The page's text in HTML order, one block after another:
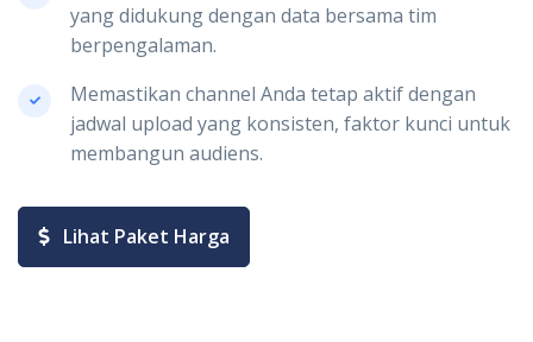
yang didukung dengan data bersama tim
berpengalaman.
Memastikan channel Anda tetap aktif dengan
jadwal upload yang konsisten, faktor kunci untuk
membangun audiens.
Lihat Paket Harga